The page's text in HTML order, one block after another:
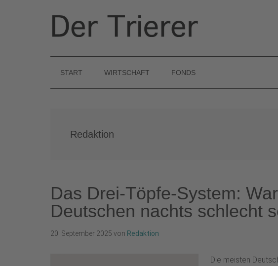
Der
Trierer
Wirtschaft
START WIRTSCHAFT FONDS
Redaktion
Das Drei-Töpfe-System:
Deutschen nachts schlecht
20. September 2025 von Redaktion
Die meisten